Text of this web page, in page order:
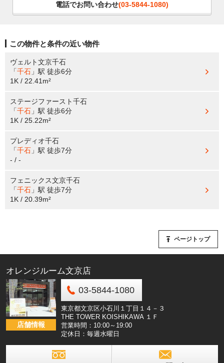
電話でお問い合わせ(03-5844-1080)
この物件と条件の近い物件
ヴェルト文京千石
「千石 」駅 徒歩6分
1K / 22.41m²
ステージファースト千石
「千石 」駅 徒歩6分
1K / 25.22m²
プレディオ千石
「千石 」駅 徒歩7分
- / -
フェニックス文京千石
「千石 」駅 徒歩7分
1K / 20.39m²
ページトップ
オレンジルーム文京店
店舗情報
03-5844-1080
東京都文京区小石川１丁目１４－３
THE TOWER KOISHIKAWA １Ｆ
営業時間：10:00～19:00
定休日：毎週水曜日